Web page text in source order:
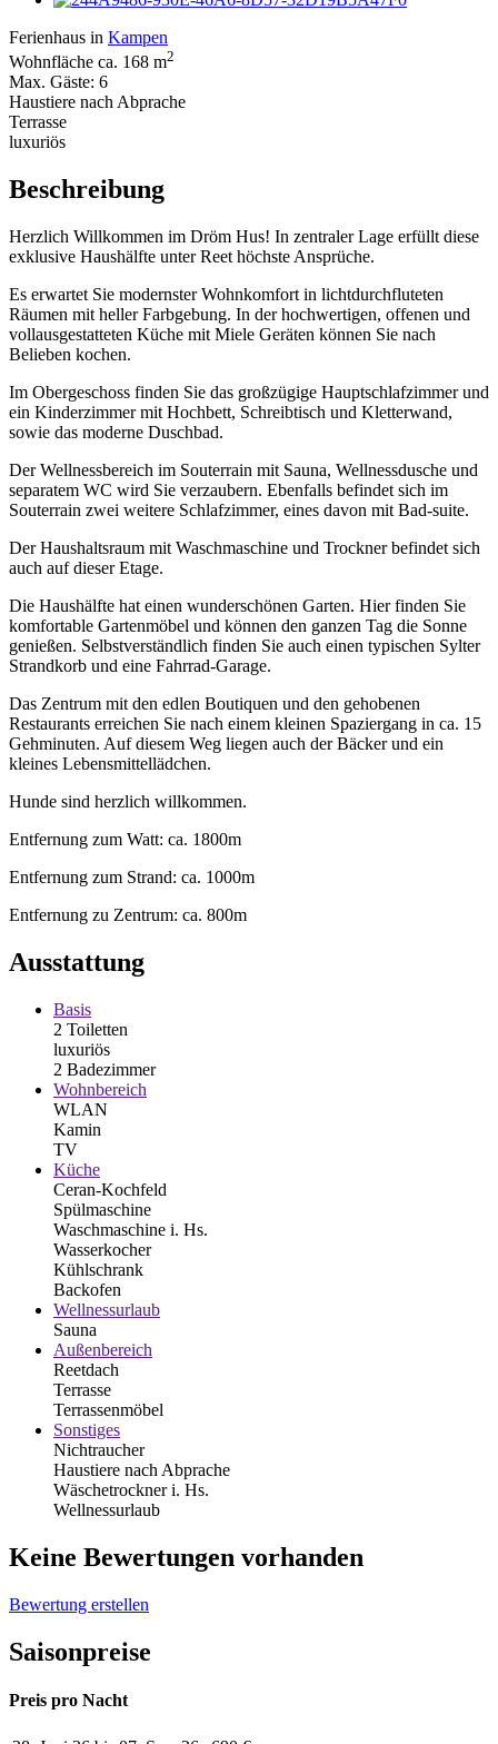
Ferienhaus in Kampen
Wohnfläche ca. 168 m2
Max. Gäste: 6
Haustiere nach Abprache
Terrasse
luxuriös
Beschreibung
Herzlich Willkommen im Dröm Hus! In zentraler Lage erfüllt diese
exklusive Haushälfte unter Reet höchste Ansprüche.
Es erwartet Sie modernster Wohnkomfort in lichtdurchfluteten
Räumen mit heller Farbgebung. In der hochwertigen, offenen und
vollausgestatteten Küche mit Miele Geräten können Sie nach
Belieben kochen.
Im Obergeschoss finden Sie das großzügige Hauptschlafzimmer und
ein Kinderzimmer mit Hochbett, Schreibtisch und Kletterwand,
sowie das moderne Duschbad.
Der Wellnessbereich im Souterrain mit Sauna, Wellnessdusche und
separatem WC wird Sie verzaubern. Ebenfalls befindet sich im
Souterrain zwei weitere Schlafzimmer, eines davon mit Bad-suite.
Der Haushaltsraum mit Waschmaschine und Trockner befindet sich
auch auf dieser Etage.
Die Haushälfte hat einen wunderschönen Garten. Hier finden Sie
komfortable Gartenmöbel und können den ganzen Tag die Sonne
genießen. Selbstverständlich finden Sie auch einen typischen Sylter
Strandkorb und eine Fahrrad-Garage.
Das Zentrum mit den edlen Boutiquen und den gehobenen
Restaurants erreichen Sie nach einem kleinen Spaziergang in ca. 15
Gehminuten. Auf diesem Weg liegen auch der Bäcker und ein
kleines Lebensmittellädchen.
Hunde sind herzlich willkommen.
Entfernung zum Watt: ca. 1800m
Entfernung zum Strand: ca. 1000m
Entfernung zu Zentrum: ca. 800m
Ausstattung
Basis
2 Toiletten
luxuriös
2 Badezimmer
Wohnbereich
WLAN
Kamin
TV
Küche
Ceran-Kochfeld
Spülmaschine
Waschmaschine i. Hs.
Wasserkocher
Kühlschrank
Backofen
Wellnessurlaub
Sauna
Außenbereich
Reetdach
Terrasse
Terrassenmöbel
Sonstiges
Nichtraucher
Haustiere nach Abprache
Wäschetrockner i. Hs.
Wellnessurlaub
Keine Bewertungen vorhanden
Bewertung erstellen
Saisonpreise
Preis pro Nacht